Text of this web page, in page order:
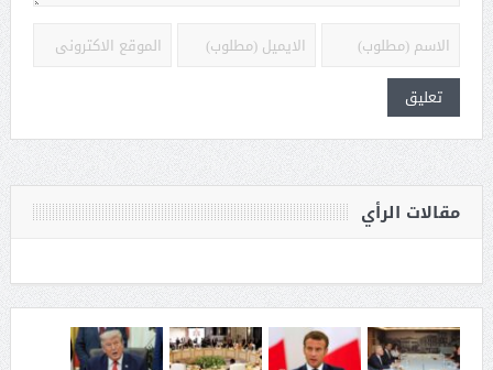
مقالات الرأي